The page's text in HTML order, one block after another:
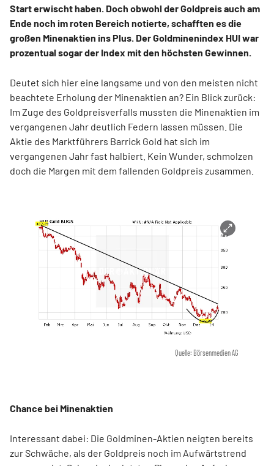
Start erwischt haben. Doch obwohl der Goldpreis auch am
Ende noch im roten Bereich notierte, schafften es die
großen Minenaktien ins Plus. Der Goldminenindex HUI war
prozentual sogar der Index mit den höchsten Gewinnen.
Deutet sich hier eine langsame und von den meisten nicht
beachtete Erholung der Minenaktien an? Ein Blick zurück:
Im Zuge des Goldpreisverfalls mussten die Minenaktien im
vergangenen Jahr deutlich Federn lassen müssen. Die
Aktie des Marktführers Barrick Gold hat sich im
vergangenen Jahr fast halbiert. Kein Wunder, schmolzen
doch die Margen mit dem fallenden Goldpreis zusammen.
Quelle: Börsenmedien AG
Chance bei Minenaktien
Interessant dabei: Die Goldminen-Aktien neigten bereits
zur Schwäche, als der Goldpreis noch im Aufwärtstrend